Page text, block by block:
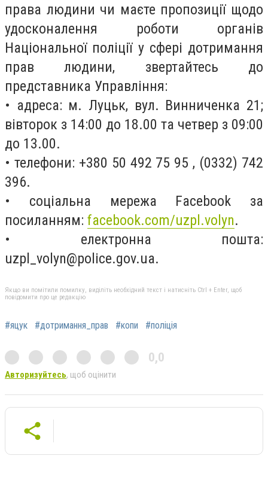
права людини чи маєте пропозиції щодо
удосконалення роботи органів
Національної поліції у сфері дотримання
прав людини, звертайтесь до
представника Управління:
• адреса: м. Луцьк, вул. Винниченка 21;
вівторок з 14:00 до 18.00 та четвер з 09:00
до 13.00.
• телефони: +380 50 492 75 95 , (0332) 742
396.
• соціальна мережа Facebook за
посиланням: facebook.com/uzpl.volyn.
• електронна пошта:
uzpl_volyn@police.gov.ua.
Якщо ви помітили помилку, виділіть необхідний текст і натисніть Ctrl + Enter, щоб
повідомити про це редакцію
#яцук #дотримання_прав #копи #поліція
0,0
Авторизуйтесь, щоб оцінити